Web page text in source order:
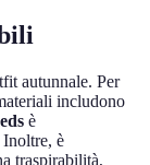
autunnale. Per
includono
è
Inoltre, è
traspirabilità,